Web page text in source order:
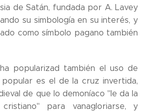
de Satán, fundada por A. Lavey
su simbología en su interés, y
como símbolo pagano también
popularizad también el uso de
popular es el de la cruz invertida,
de que lo demoníaco "le da la
para vanagloriarse, y